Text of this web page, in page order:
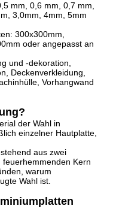
mm, 0,6 mm, 0,7 mm,
3,0mm, 4mm, 5mm
300x300mm,
oder angepasst an
und -dekoration,
Deckenverkleidung,
Vorhangwand
der Wahl in
einzelner Hautplatte,
aus zwei
Kern
warum
Wahl ist.